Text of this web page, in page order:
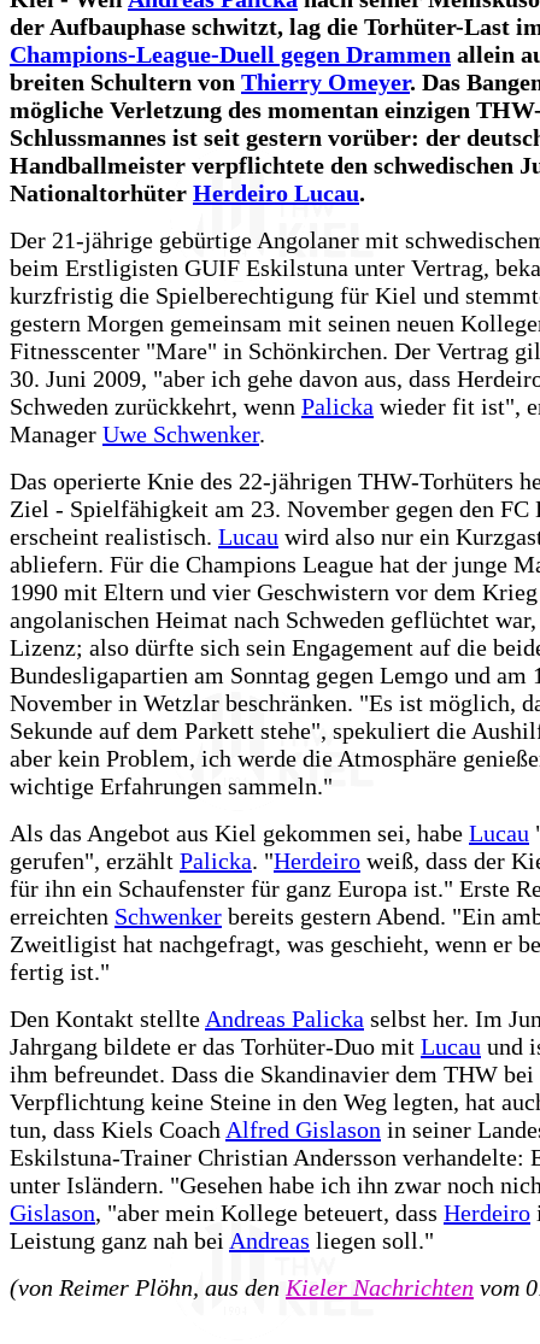
der Aufbauphase schwitzt, lag die Torhüter-Last
Champions-League-Duell gegen Drammen allein
breiten Schultern von Thierry Omeyer. Das
mögliche Verletzung des momentan einzigen
Schlussmannes ist seit gestern vorüber: der
Handballmeister verpflichtete den schwedischen
Nationaltorhüter Herdeiro Lucau.
Der 21-jährige gebürtige Angolaner mit
beim Erstligisten GUIF Eskilstuna unter Vertrag,
kurzfristig die Spielberechtigung für Kiel und
gestern Morgen gemeinsam mit seinen neuen
Fitnesscenter "Mare" in Schönkirchen. Der Vertrag
30. Juni 2009, "aber ich gehe davon aus, dass
Schweden zurückkehrt, wenn Palicka wieder fit ist",
Manager Uwe Schwenker.
Das operierte Knie des 22-jährigen THW-Torhüters
Ziel - Spielfähigkeit am 23. November gegen den FC
erscheint realistisch. Lucau wird also nur ein
abliefern. Für die Champions League hat der junge
1990 mit Eltern und vier Geschwistern vor dem
angolanischen Heimat nach Schweden geflüchtet
Lizenz; also dürfte sich sein Engagement auf die
Bundesligapartien am Sonntag gegen Lemgo und am
November in Wetzlar beschränken. "Es ist möglich,
Sekunde auf dem Parkett stehe", spekuliert die
aber kein Problem, ich werde die Atmosphäre
wichtige Erfahrungen sammeln."
Als das Angebot aus Kiel gekommen sei, habe Lucau
gerufen", erzählt Palicka. "Herdeiro weiß, dass der
für ihn ein Schaufenster für ganz Europa ist." Erste
erreichten Schwenker bereits gestern Abend. "Ein
Zweitligist hat nachgefragt, was geschieht, wenn er
fertig ist."
Den Kontakt stellte Andreas Palicka selbst her. Im
Jahrgang bildete er das Torhüter-Duo mit Lucau und
ihm befreundet. Dass die Skandinavier dem THW bei
Verpflichtung keine Steine in den Weg legten, hat
tun, dass Kiels Coach Alfred Gislason in seiner
Eskilstuna-Trainer Christian Andersson verhandelte:
unter Isländern. "Gesehen habe ich ihn zwar noch
Gislason, "aber mein Kollege beteuert, dass Herdeiro
Leistung ganz nah bei Andreas liegen soll."
(von Reimer Plöhn, aus den Kieler Nachrichten vom